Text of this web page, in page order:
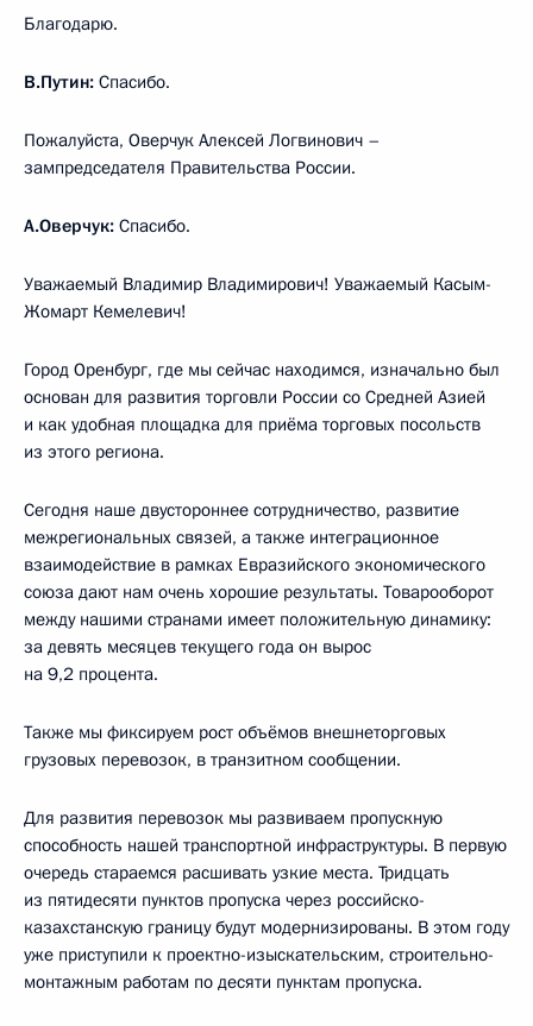
Благодарю.
В.Путин: Спасибо.
Пожалуйста, Оверчук Алексей Логвинович –
зампредседателя Правительства России.
А.Оверчук: Спасибо.
Уважаемый Владимир Владимирович! Уважаемый Касым-
Жомарт Кемелевич!
Город Оренбург, где мы сейчас находимся, изначально был
основан для развития торговли России со Средней Азией
и как удобная площадка для приёма торговых посольств
из этого региона.
Сегодня наше двустороннее сотрудничество, развитие
межрегиональных связей, а также интеграционное
взаимодействие в рамках Евразийского экономического
союза дают нам очень хорошие результаты. Товарооборот
между нашими странами имеет положительную динамику:
за девять месяцев текущего года он вырос
на 9,2 процента.
Также мы фиксируем рост объёмов внешнеторговых
грузовых перевозок, в транзитном сообщении.
Для развития перевозок мы развиваем пропускную
способность нашей транспортной инфраструктуры. В первую
очередь стараемся расшивать узкие места. Тридцать
из пятидесяти пунктов пропуска через российско-
казахстанскую границу будут модернизированы. В этом году
уже приступили к проектно-изыскательским, строительно-
монтажным работам по десяти пунктам пропуска.